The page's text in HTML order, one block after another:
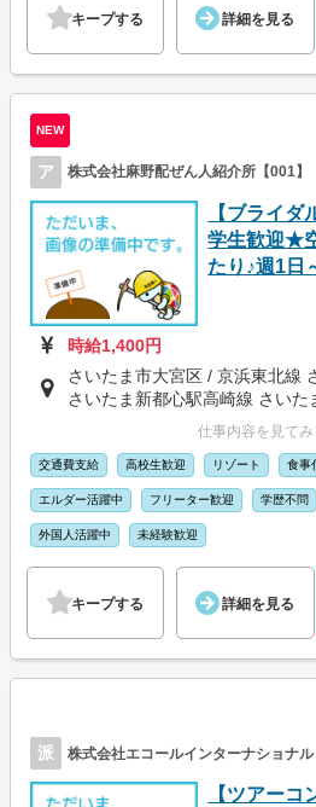
キープする 詳細を見る
NEW
ア 株式会社麻野配ぜん人紹介所【001】
【ブライ
学生歓迎★
たり♪週1日
時給1,400円
さいたま市大宮区 / 京浜東北線
さいたま新都心駅高崎線 さい
仕事内容を見て
交通費支給 高校生歓迎 リゾート 食事
エルダー活躍中 フリーター歓迎 学歴不問
外国人活躍中 未経験歓迎
キープする 詳細を見る
派 株式会社エコールインターナショ
【ツアーコ